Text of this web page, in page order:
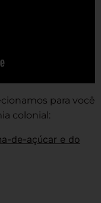
para você
colonial:
de-açúcar e do